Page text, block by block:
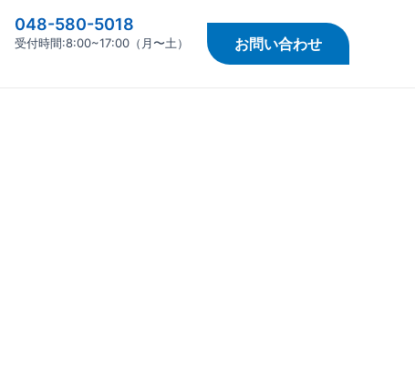
048-580-5018
受付時間:8:00~17:00（月〜土） お問い合わせ